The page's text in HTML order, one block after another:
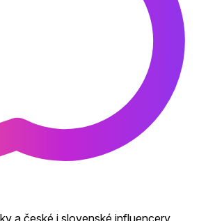
a české i slovenské influencery